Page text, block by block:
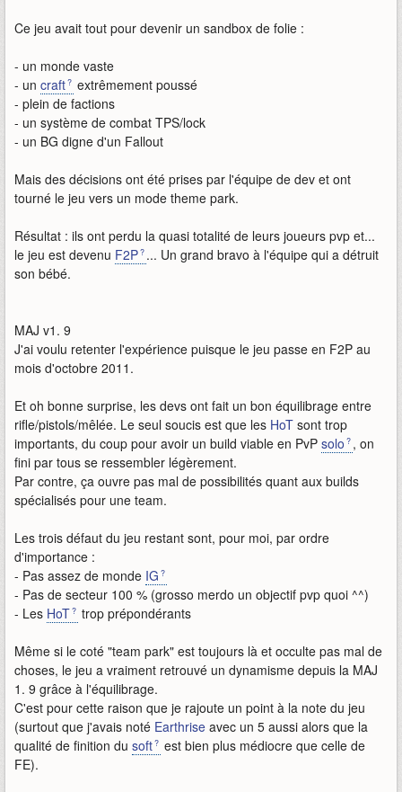
Ce jeu avait tout pour devenir un sandbox de folie :
- un monde vaste
- un craft
extrêmement poussé
- plein de factions
- un système de combat TPS/lock
- un BG digne d'un Fallout
Mais des décisions ont été prises par l'équipe de dev et ont
tourné le jeu vers un mode theme park.
Résultat : ils ont perdu la quasi totalité de leurs joueurs pvp et...
le jeu est devenu F2P ... Un grand bravo à l'équipe qui a détruit
son bébé.
MAJ v1. 9
J'ai voulu retenter l'expérience puisque le jeu passe en F2P au
mois d'octobre 2011.
Et oh bonne surprise, les devs ont fait un bon équilibrage entre
rifle/pistols/mêlée. Le seul soucis est que les HoT sont trop
importants, du coup pour avoir un build viable en PvP solo , on
fini par tous se ressembler légèrement.
Par contre, ça ouvre pas mal de possibilités quant aux builds
spécialisés pour une team.
Les trois défaut du jeu restant sont, pour moi, par ordre
d'importance :
- Pas assez de monde IG
- Pas de secteur 100 % (grosso merdo un objectif pvp quoi ^^)
- Les HoT trop prépondérants
Même si le coté "team park" est toujours là et occulte pas mal de
choses, le jeu a vraiment retrouvé un dynamisme depuis la MAJ
1. 9 grâce à l'équilibrage.
C'est pour cette raison que je rajoute un point à la note du jeu
(surtout que j'avais noté Earthrise avec un 5 aussi alors que la
qualité de finition du soft
est bien plus médiocre que celle de
FE).